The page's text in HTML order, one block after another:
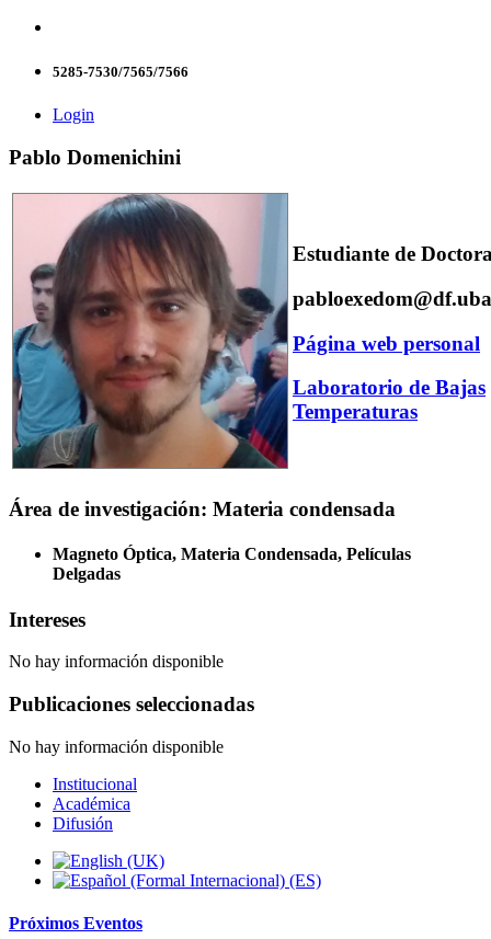
5285-7530/7565/7566
Login
Pablo Domenichini
Estudiante de
Página web personal
Laboratorio de Bajas
Temperaturas
Área de investigación: Materia condensada
Magneto Óptica, Materia Condensada, Películas
Delgadas
Intereses
No hay información disponible
Publicaciones seleccionadas
No hay información disponible
Institucional
Académica
Difusión
Próximos Eventos